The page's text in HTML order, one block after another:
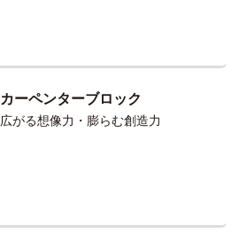
カーペンターブロック
広がる想像力・膨らむ創造力